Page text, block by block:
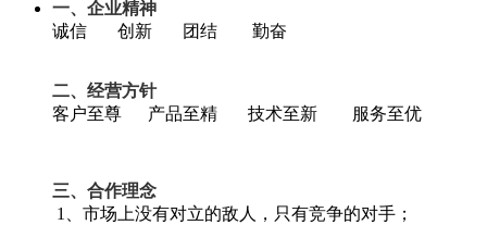
一、企业精神
诚信 创新 团结 勤奋
二、经营方针
客户至尊 产品至精 技术至新 服务至优
三、合作理念
1、市场上没有对立的敌人，只有竞争的对手；